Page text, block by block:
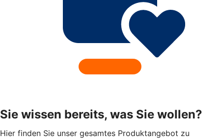
Sie wissen bereits, was Sie wollen?
Hier finden Sie unser gesamtes Produktangebot zu